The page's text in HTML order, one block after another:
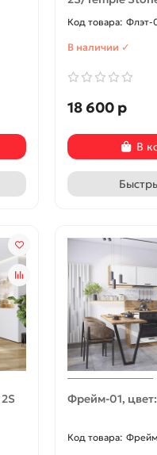
В наличии ✓
560 р
Флэт-
В наличии ✓
18 600 р
В
Фрейм-01,